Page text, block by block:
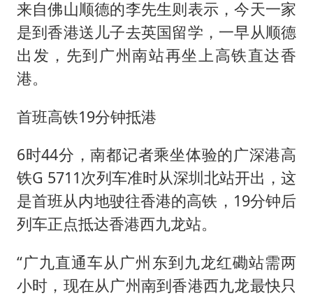
来自佛山顺德的李先生则表示，今天一家
是到香港送儿子去英国留学，一早从顺德
出发，先到广州南站再坐上高铁直达香
港。
首班高铁19分钟抵港
6时44分，南都记者乘坐体验的广深港高
铁G 5711次列车准时从深圳北站开出，这
是首班从内地驶往香港的高铁，19分钟后
列车正点抵达香港西九龙站。
“广九直通车从广州东到九龙红磡站需两
小时，现在从广州南到香港西九龙最快只